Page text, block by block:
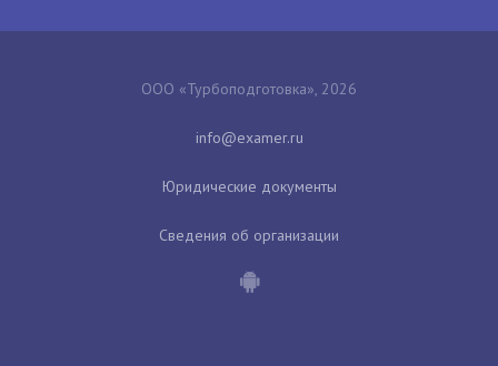
ООО «Турбоподготовка», 2026
Юридические документы
Сведения об организации